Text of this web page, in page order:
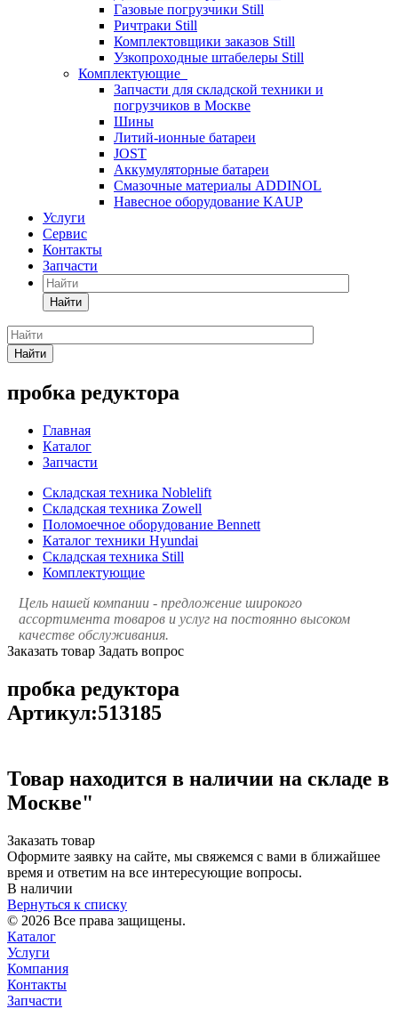
Газовые погрузчики Still
Ричтраки Still
Комплектовщики заказов Still
Узкопроходные штабелеры Still
Комплектующие
Запчасти для складской техники и
погрузчиков в Москве
Шины
Литий-ионные батареи
JOST
Аккумуляторные батареи
Смазочные материалы ADDINOL
Навесное оборудование KAUP
Услуги
Сервис
Контакты
Запчасти
Найти
Найти
пробка редуктора
Главная
Каталог
Запчасти
Складская техника Noblelift
Складская техника Zowell
Поломоечное оборудование Bennett
Каталог техники Hyundai
Складская техника Still
Комплектующие
Цель нашей компании - предложение широкого
ассортимента товаров и услуг на постоянно высоком
качестве обслуживания.
Заказать товар Задать вопрос
пробка редуктора
Артикул:513185
Товар находится в наличии на складе в
Москве"
Заказать товар
Оформите заявку на сайте, мы свяжемся с вами в ближайшее
время и ответим на все интересующие вопросы.
В наличии
Вернуться к списку
© 2026 Все права защищены.
Каталог
Услуги
Компания
Контакты
Запчасти